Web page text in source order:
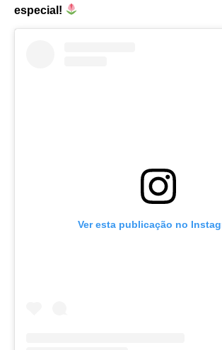
especial!
Ver esta publicação no